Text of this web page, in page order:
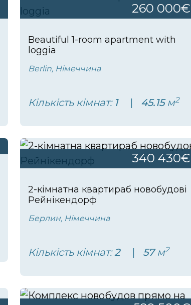
260 000€
Beautiful 1-room apartment with
loggia
Berlin, Німеччина
Кількість кімнат: 1 45.15м2
340 430€
2-кімнатна квартираб новобудові
Рейнікендорф
Берлин, Німеччина
Кількість кімнат:2 57м2